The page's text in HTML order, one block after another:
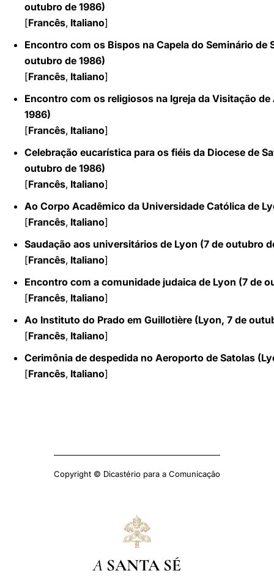
outubro de 1986)
[Francês, Italiano]
Encontro com os Bispos na Capela do Seminário de
outubro de 1986)
[Francês, Italiano]
Encontro com os religiosos na Igreja da Visitação
1986)
[Francês, Italiano]
Celebração eucarística para os fiéis da Diocese de
outubro de 1986)
[Francês, Italiano]
Ao Corpo Acadêmico da Universidade Católica de
[Francês, Italiano]
Saudação aos universitários de Lyon (7 de outubro
[Francês, Italiano]
Encontro com a comunidade judaica de Lyon (7 de
[Francês, Italiano]
Ao Instituto do Prado em Guillotière (Lyon, 7 de
[Francês, Italiano]
Cerimônia de despedida no Aeroporto de Satolas
[Francês, Italiano]
Copyright © Dicastério para a Comunicação
A SANTA SÉ